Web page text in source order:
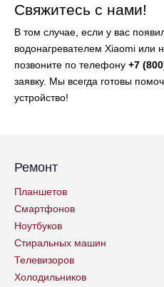
Свяжитесь с нами!
В том случае, если у вас
водонагревателем Xiaomi или
позвоните по телефону +7
заявку. Мы всегда готовы
устройство!
Ремонт
Планшетов
Смартфонов
Ноутбуков
Стиральных машин
Телевизоров
Холодильников